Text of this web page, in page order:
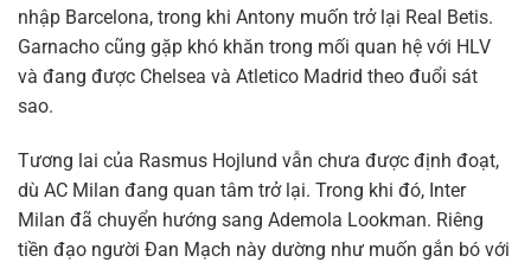
nhập Barcelona, trong khi Antony muốn trở lại Real Betis.
Garnacho cũng gặp khó khăn trong mối quan hệ với HLV
và đang được Chelsea và Atletico Madrid theo đuổi sát
sao.
Tương lai của Rasmus Hojlund vẫn chưa được định đoạt,
dù AC Milan đang quan tâm trở lại. Trong khi đó, Inter
Milan đã chuyển hướng sang Ademola Lookman. Riêng
tiền đạo người Đan Mạch này dường như muốn gắn bó với